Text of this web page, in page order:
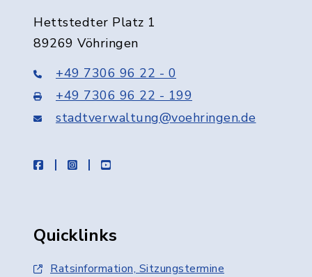
Hettstedter Platz 1
89269 Vöhringen
+49 7306 96 22 - 0
+49 7306 96 22 - 199
stadtverwaltung@voehringen.de
facebookinstagramyoutube
Quicklinks
Ratsinformation, Sitzungstermine